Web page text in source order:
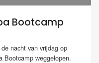
Bootcamp
nacht van vrijdag op
Bootcamp weggelopen.